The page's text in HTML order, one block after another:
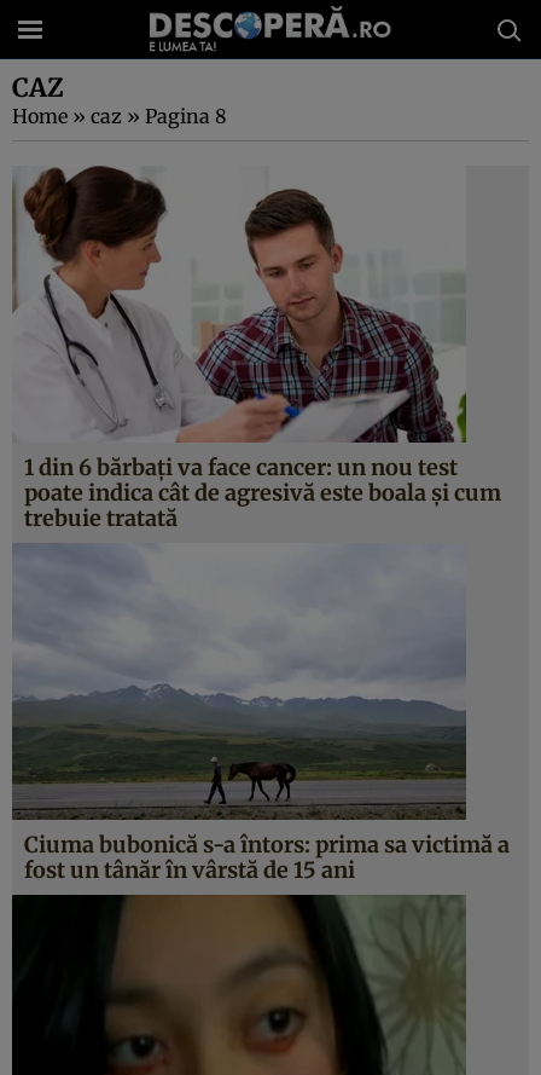
CAZ
Home » caz » Pagina 8
1 din 6 bărbaţi va face cancer: un nou test
poate indica cât de agresivă este boala şi cum
trebuie tratată
Ciuma bubonică s-a întors: prima sa victimă a
fost un tânăr în vârstă de 15 ani